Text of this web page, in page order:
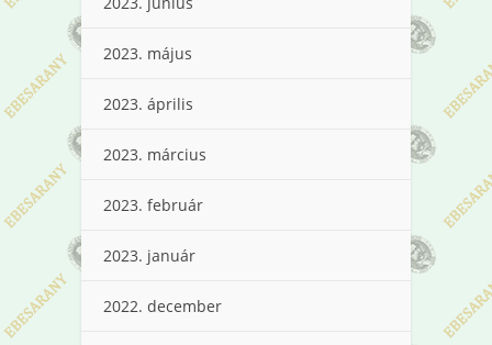
2023. május
2023. április
2023. március
2023. február
2023. január
2022. december